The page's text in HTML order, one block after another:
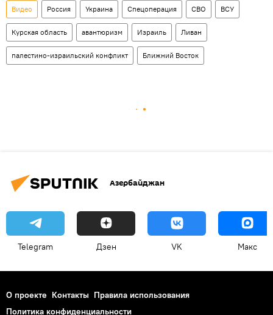
Видео Россия Украина Спецоперация СВО ВСУ
Курская область авантюризм Израиль Ливан
палестино-израильский конфликт Ближний Восток
Азербайджан
Telegram Дзен VK Макс
О проекте Контакты Правила использования
Политика конфиденциальности